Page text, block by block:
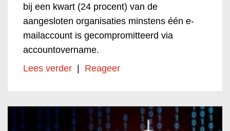
bij een kwart (24 procent) van de
aangesloten organisaties minstens één e-
mailaccount is gecompromitteerd via
accountovername.
Lees verder | Reageer